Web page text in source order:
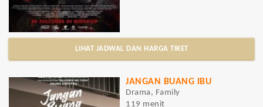
LIHAT JADWAL DAN HARGA TIKET
JANGAN BUANG IBU
Drama, Family
119 menit